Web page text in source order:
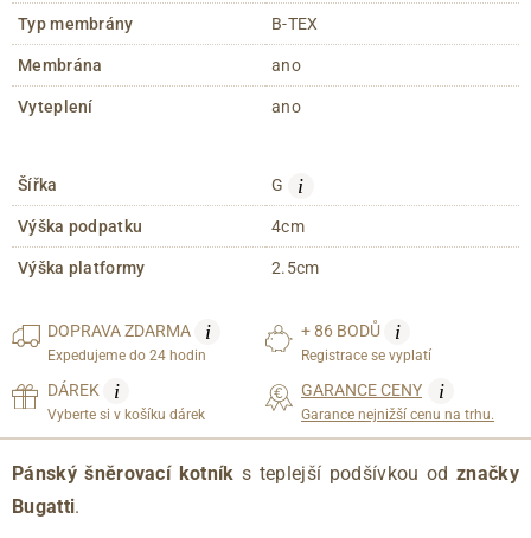
Typ membrány B-TEX
Membrána ano
Vyteplení ano
Šířka G i
Výška podpatku 4cm
Výška platformy 2.5cm
DOPRAVAZDARMA i
Expedujeme do 24 hodin
+ 86 BODŮ i
Registrace se vyplatí
DÁREK i
Vyberte si v košíku dárek
GARANCE CENY i
Garance nejnižší cenu na trhu.
Pánský šněrovací kotník s teplejší podšívkou odznačky
Bugatti.